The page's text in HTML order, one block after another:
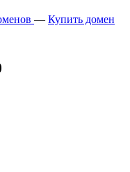
— Купить домен